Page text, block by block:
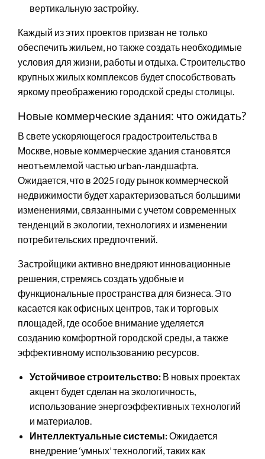
вертикальную застройку.
Каждый из этих проектов призван не только
обеспечить жильем, но также создать необходимые
условия для жизни, работы и отдыха. Строительство
крупных жилых комплексов будет способствовать
яркому преображению городской среды столицы.
Новые коммерческие здания: что ожидать?
В свете ускоряющегося градостроительства в
Москве, новые коммерческие здания становятся
неотъемлемой частью urban-ландшафта.
Ожидается, что в 2025 году рынок коммерческой
недвижимости будет характеризоваться большими
изменениями, связанными с учетом современных
тенденций в экологии, технологиях и изменении
потребительских предпочтений.
Застройщики активно внедряют инновационные
решения, стремясь создать удобные и
функциональные пространства для бизнеса. Это
касается как офисных центров, так и торговых
площадей, где особое внимание уделяется
созданию комфортной городской среды, а также
эффективному использованию ресурсов.
Устойчивое строительство: В новых проектах
акцент будет сделан на экологичность,
использование энергоэффективных технологий
и материалов.
Интеллектуальные системы:Ожидается
внедрение ‘умных’ технологий, таких как